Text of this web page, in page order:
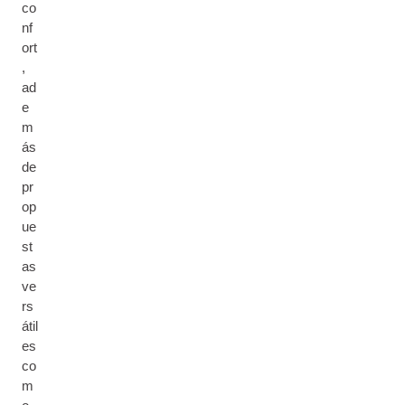
co
nf
ort
,
ad
e
m
ás
de
pr
op
ue
st
as
ve
rs
átil
es
co
m